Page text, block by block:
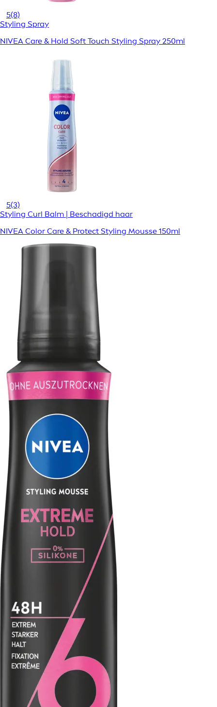
5(8)
Styling Spray
NIVEA Care & Hold Soft Touch Styling Spray 250ml
5(3)
Styling Curl Balm | Beschadigd haar
NIVEA Color Care & Protect Styling Mousse 150ml